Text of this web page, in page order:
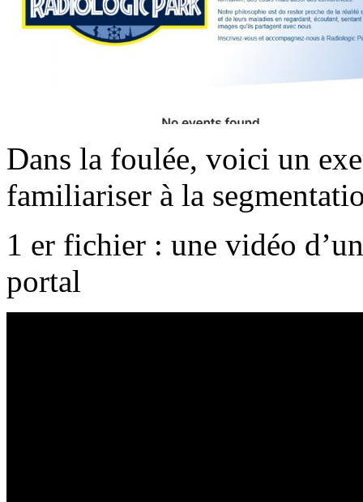
Dans la foulée, voici un
familiariser à la
1 er fichier : une vidéo
portal